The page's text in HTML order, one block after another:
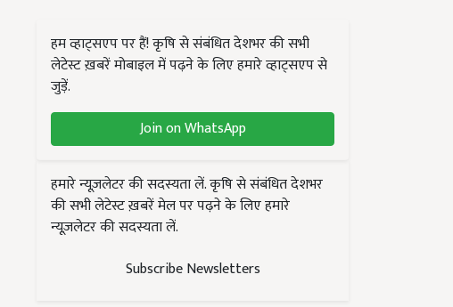
हम व्हाट्सएप पर हैं! कृषि से संबंधित देशभर की सभी
लेटेस्ट ख़बरें मोबाइल में पढ़ने के लिए हमारे व्हाट्सएप से
जुड़ें.
Join on WhatsApp
हमारे न्यूज़लेटर की सदस्यता लें. कृषि से संबंधित देशभर
की सभी लेटेस्ट ख़बरें मेल पर पढ़ने के लिए हमारे
न्यूज़लेटर की सदस्यता लें.
Subscribe Newsletters